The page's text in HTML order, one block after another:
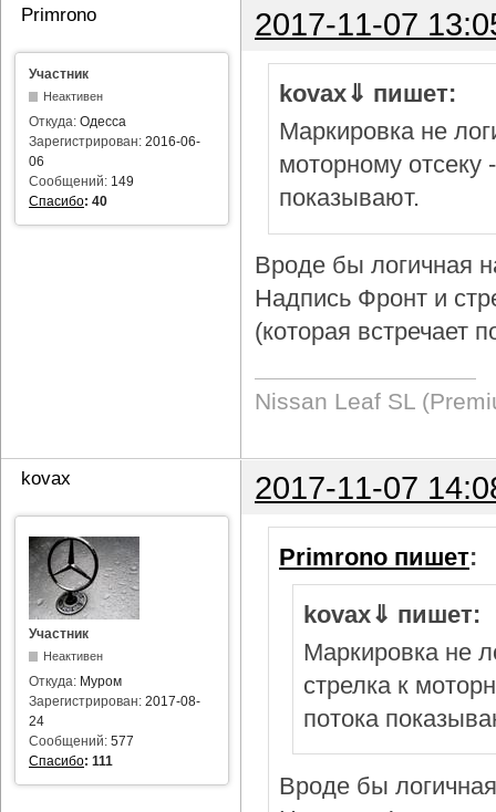
Primrono 2017-11-07
Участник
Неактивен
Откуда: Одесса
Зарегистрирован: 2016-06-
06
Сообщений: 149
Спасибо: 40
kovax⇓ пишет:
Маркировка не
моторному отсеку
показывают.
Вроде бы логичная
Надпись Фронт и
(которая встречает
Nissan Leaf SL
kovax 2017-11-07
Участник
Неактивен
Откуда: Муром
Зарегистрирован: 2017-08-
24
Сообщений: 577
Спасибо: 111
Primrono пишет:
kovax⇓ пишет:
Маркировка не
стрелка к
потока
Вроде бы